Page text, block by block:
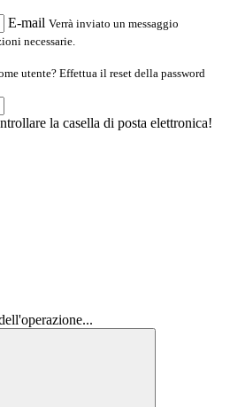
E-mail Verrà inviato un messaggio
necessarie.
utente? Effettua il reset della password
la casella di posta elettronica!